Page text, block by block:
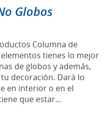
Globos
Columna de
tienes lo mejor
de globos y además,
decoración. Dará lo
en interior o en el
que estar...